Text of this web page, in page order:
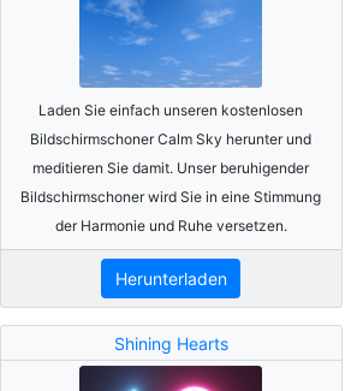
Laden Sie einfach unseren kostenlosen
Bildschirmschoner Calm Sky herunter und
meditieren Sie damit. Unser beruhigender
Bildschirmschoner wird Sie in eine Stimmung
der Harmonie und Ruhe versetzen.
Herunterladen
Shining Hearts